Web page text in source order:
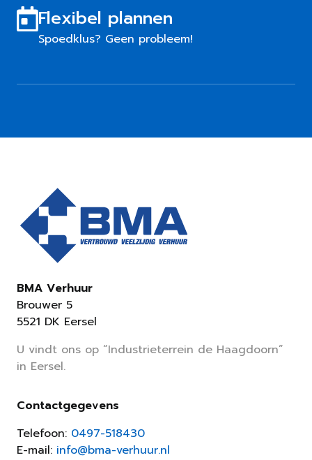
Flexibel plannen
Spoedklus? Geen probleem!
BMA Verhuur
Brouwer 5
5521 DK Eersel
U vindt ons op “Industrieterrein de Haagdoorn”
in Eersel.
Contactgegevens
Telefoon: 0497-518430
E-mail: info@bma-verhuur.nl